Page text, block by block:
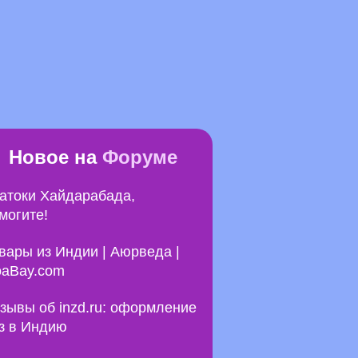
Новое на Форуме
Хайдарабада,
из Индии | Аюрведа |
об inzd.ru: оформление
в Индию